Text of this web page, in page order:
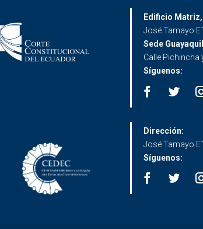
Edificio
José Tamayo
Sede
Calle Pichincha
Síguenos:
Dirección:
José Tamayo
Síguenos: